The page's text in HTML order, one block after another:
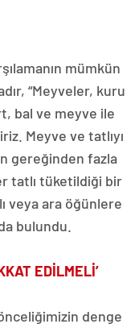
mümkün
“Meyveler, kuru
bal ve meyve ile
Meyve ve tatlıyı
gereğinden fazla
tatlı tüketildiği bir
veya ara öğünlere
bulundu.
EDİLMELİ’
denge